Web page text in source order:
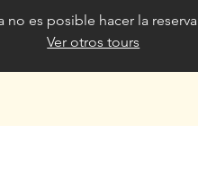
no es posible hacer la reserva
Ver otros tours